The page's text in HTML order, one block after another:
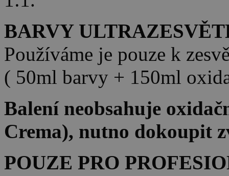
BARVY
Používáme je pouze k
( 50ml barvy + 150ml
Balení neobsahuje
Crema), nutno dokoupit
POUZE PRO